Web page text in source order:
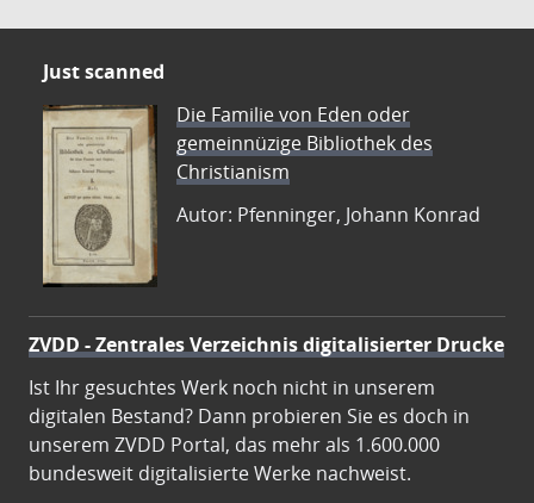
Just scanned
Die Familie von Eden oder
gemeinnüzige Bibliothek des
Christianism
Autor: Pfenninger, Johann Konrad
ZVDD - Zentrales Verzeichnis digitalisierter Drucke
Ist Ihr gesuchtes Werk noch nicht in unserem
digitalen Bestand? Dann probieren Sie es doch in
unserem ZVDD Portal, das mehr als 1.600.000
bundesweit digitalisierte Werke nachweist.